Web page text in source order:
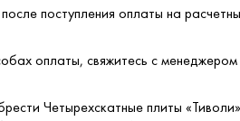
поступления оплаты на
оплаты, свяжитесь с
Четырехскатные плиты